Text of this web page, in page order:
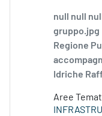
null null
gruppo.jpg
Regione
Idriche
Aree